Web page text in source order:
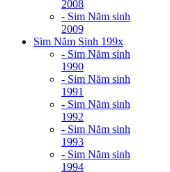
2008
- Sim Năm sinh
2009
Sim Năm Sinh 199x
- Sim Năm sinh
1990
- Sim Năm sinh
1991
- Sim Năm sinh
1992
- Sim Năm sinh
1993
- Sim Năm sinh
1994